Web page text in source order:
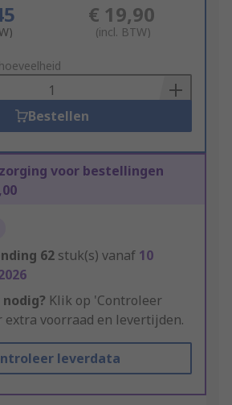
€ 19,90
(incl. BTW)
Bestellen
voor bestellingen
62 stuk(s) vanaf 10
Klik op 'Controleer
extra voorraad en levertijden.
leverdata